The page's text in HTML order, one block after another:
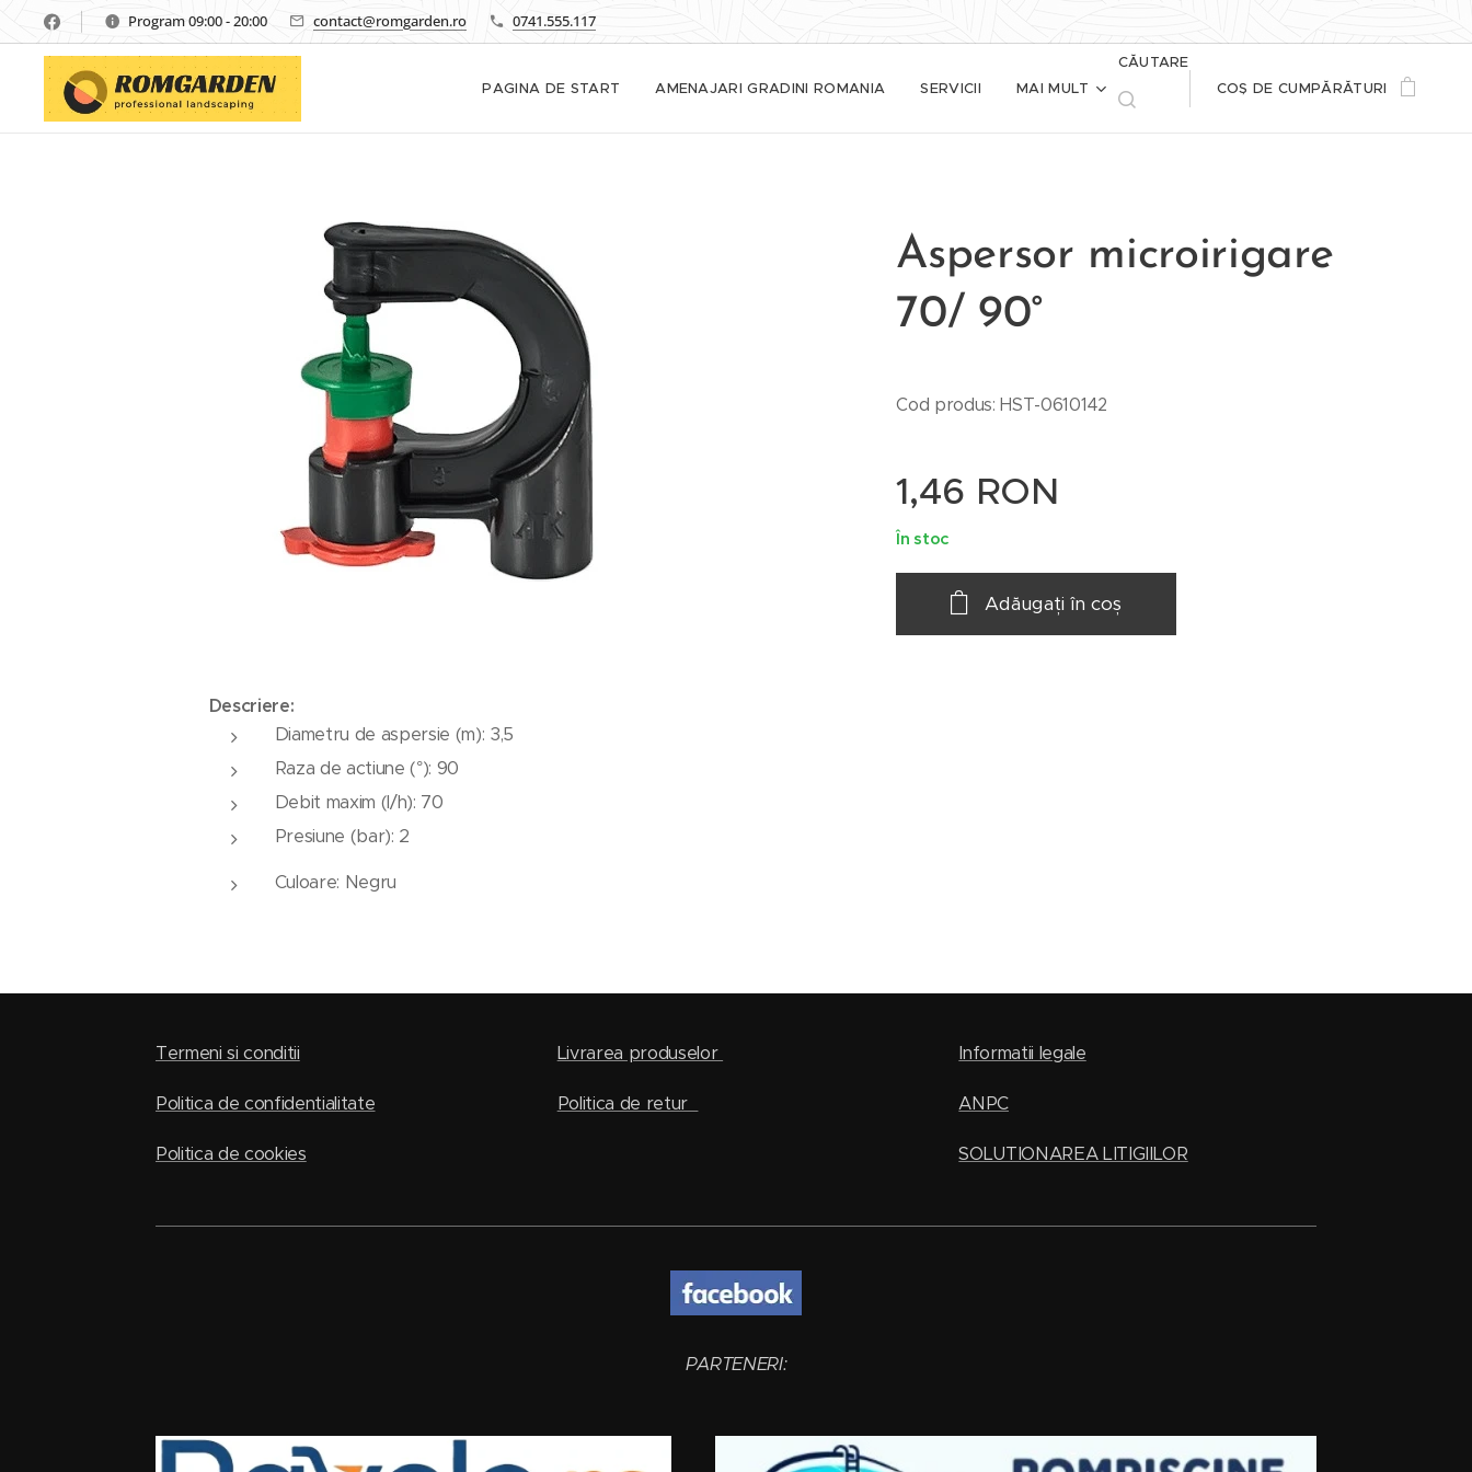
Program 09:00 - 20:00 contact@romgarden.ro 0741.555.117
PAGINA DE START AMENAJARI GRADINI ROMANIA SERVICII MAI MULT
CĂUTARE
COȘ DE CUMPĂRĂTURI
Aspersor microirigare
70/ 90°
Cod produs: HST-0610142
1,46 RON
În stoc
Adăugați în coș
Descriere:
Diametru de aspersie (m): 3,5
Raza de actiune (°): 90
Debit maxim (l/h): 70
Presiune (bar): 2
Culoare: Negru
Termeni si conditii
Politica de confidentialitate
Politica de cookies
Livrarea produselor
Politica de retur
Informatii legale
ANPC
SOLUTIONAREA LITIGIILOR
PARTENERI: